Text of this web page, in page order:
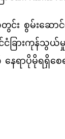
မ်းဆောင်ရ
ြားကုန်သွယ်
ာပိုမိုရရှိစေရ